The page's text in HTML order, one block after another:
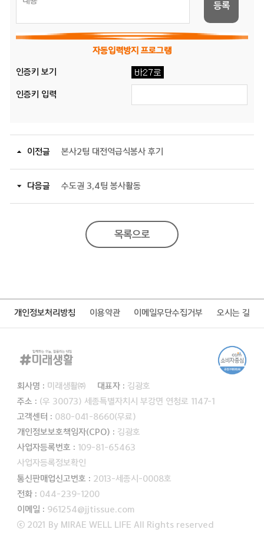
등록
자동입력방지 프로그램
인증키 보기
인증키 입력
이전글 본사2팀 대전역급식봉사 후기
다음글 수도권 3,4팀 봉사활동
목록으로
개인정보처리방침 이용약관 이메일무단수집거부 오시는 길
회사명 : 미래생활㈜ 대표자 : 김광호
주소 : (우 30073) 세종특별자치시 부강면 연청로 1147-1
고객센터 : 080-041-8660(무료)
개인정보보호책임자(CPO) : 김광호
사업자등록번호 : 109-81-65463
사업자등록정보확인
통신판매업신고번호 : 2013-세종시-0008호
전화 : 044-239-1200
이메일 : 961254@jjtissue.com
ⓒ 2021 By MIRAE WELL LIFE All Rights reserved